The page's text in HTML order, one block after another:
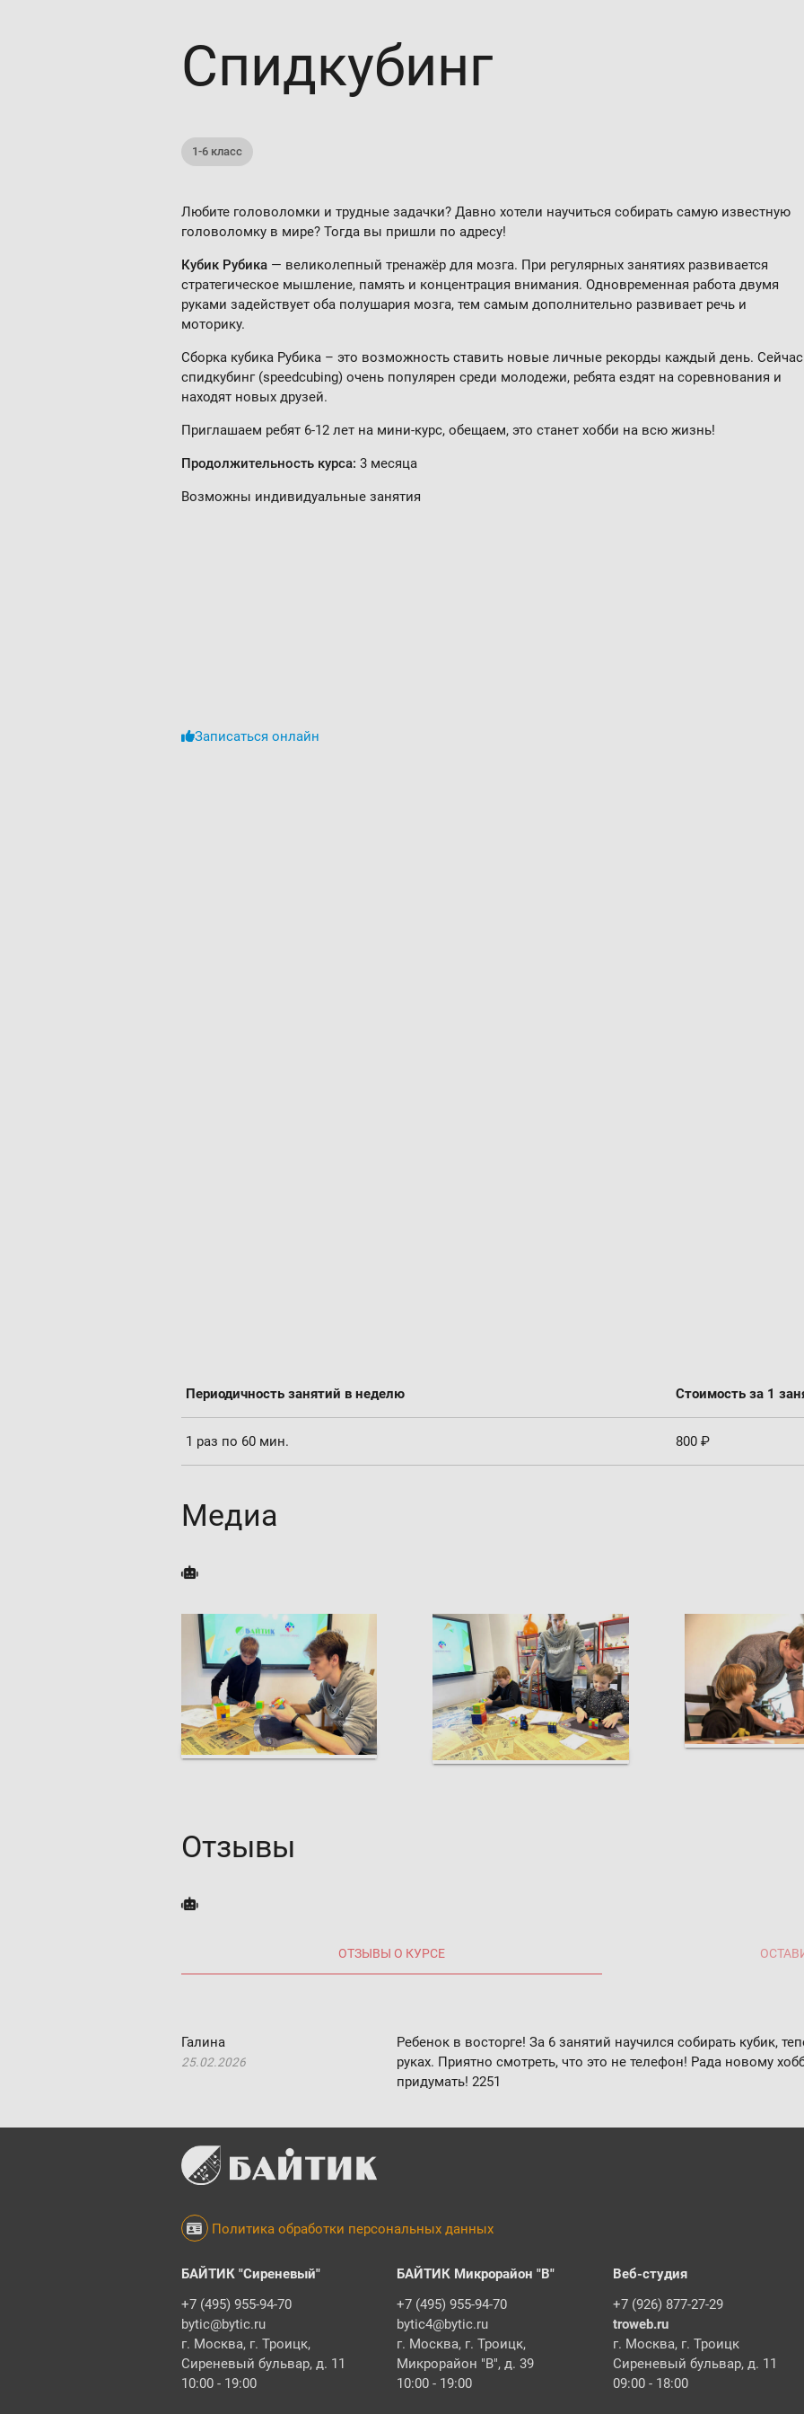
Спид­ку­бинг
1-6 класс
Любите головоломки и трудные задачки? Давно хотели научиться собирать самую известную
головоломку в мире? Тогда вы пришли по адресу!
Кубик Рубика— великолепный тренажёр для мозга. При регулярных занятиях развивается
стратегическое мышление, память и концентрация внимания. Одновременная работа двумя
руками задействует оба полушария мозга, тем самым дополнительно развивает речь и
моторику.
Сборка кубика Рубика – это возможность ставить новые личные рекорды каждый день. Сейчас
спидкубинг (speedcubing) очень популярен среди молодежи, ребята ездят на соревнования и
находят новых друзей.
Приглашаем ребят 6-12 лет на мини-курс, обещаем, это станет хобби на всю жизнь!
Продолжительность курса: 3 месяца
Возможны индивидуальные занятия
Записаться онлайн
Периодичность занятий в неделю Стоимость за 1
1 раз по 60 мин. 800 ₽
Медиа
Отзывы
ОТЗЫВЫ О КУРСЕ
Галина
25.02.2026
Ребенок в восторге! За 6 занятий научился собирать кубик,
руках. Приятно смотреть, что это не телефон! Рада новому
придумать!2251
Политика обработки персональных данных
БАЙТИК "Сиреневый"
+7 (495) 955-94-70
bytic@bytic.ru
г. Москва, г. Троицк,
Сиреневый бульвар, д. 11
10:00 - 19:00
БАЙТИК Микрорайон "В"
+7 (495) 955-94-70
bytic4@bytic.ru
г. Москва, г. Троицк,
Микрорайон "В", д. 39
10:00 - 19:00
Веб-студия
+7 (926) 877-27-29
troweb.ru
г. Москва, г. Троицк
Сиреневый бульвар, д. 11
09:00 - 18:00